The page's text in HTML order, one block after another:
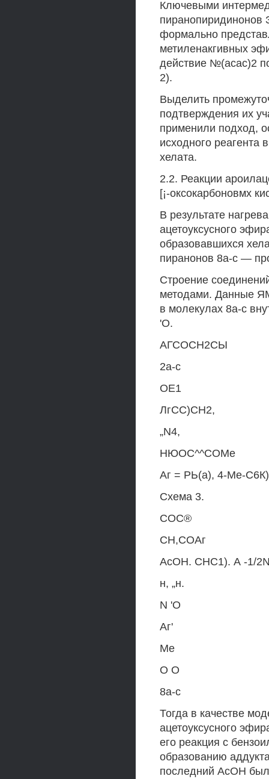
Ключевыми
пиранопиридинонов
формально
метиленакгивных
действие №(асас)2
2).
Выделить
подтверждения их
применили подход,
исходного реагента
хелата.
2.2. Реакции
[¡-оксокарбоновмх
В результате
ацетоуксусного
образовавшихся
пиранонов 8а-с —
Строение
методами. Данные
в молекулах 8а-с
'О.
АГСОСН2СЫ
2а-с
ОЕ1
ЛгСС)СН2,
„N4,
НЮОС^^СОМе
Аг = РЬ(а), 4-Ме-
Схема 3.
СОС®
СН,СОАг
АсОН. СНС1). А -1/
н, „н.
N 'О
Аг'
Ме
О О
8а-с
Тогда в качестве
ацетоуксусного
его реакция с
образованию
последний АсОН